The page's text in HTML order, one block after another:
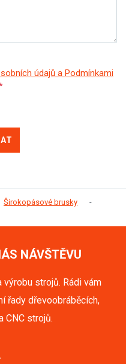
údajů a Podmínkami
Širokopásové brusky
NÁVŠTĚVU
strojů. Rádi vám
řady dřevoobráběcích,
CNC strojů.